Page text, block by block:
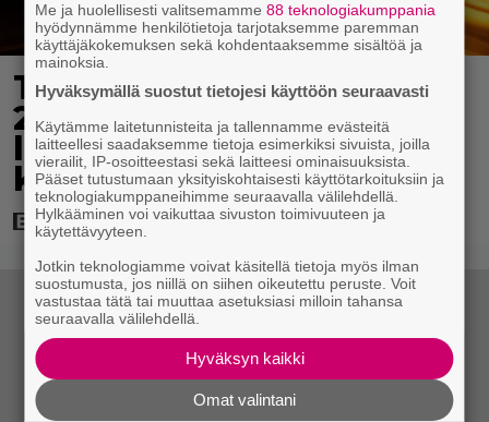
Tänään tv:ssä: Vuoden
2023 megaelokuva
luottaa Jason Stathamin
karismaan
Me ja huolellisesti valitsemamme88 teknologiakumppania
hyödynnämme henkilötietoja tarjotaksemme paremman
käyttäjäkokemuksen sekä kohdentaaksemme sisältöä ja
mainoksia.
Hyväksymällä suostut tietojesi käyttöön seuraavasti
Käytämme laitetunnisteita ja tallennamme evästeitä
laitteellesi saadaksemme tietoja esimerkiksi sivuista, joilla
vierailit, IP-osoitteestasi sekä laitteesi ominaisuuksista.
Pääset tutustumaan yksityiskohtaisesti käyttötarkoituksiin ja
teknologiakumppaneihimme seuraavalla välilehdellä.
Hylkääminen voi vaikuttaa sivuston toimivuuteen ja
käytettävyyteen.
Jotkin teknologiamme voivat käsitellä tietoja myös ilman
suostumusta, jos niillä on siihen oikeutettu peruste. Voit
vastustaa tätä tai muuttaa asetuksiasi milloin tahansa
seuraavalla välilehdellä.
Hyväksyn kaikki
Omat valintani